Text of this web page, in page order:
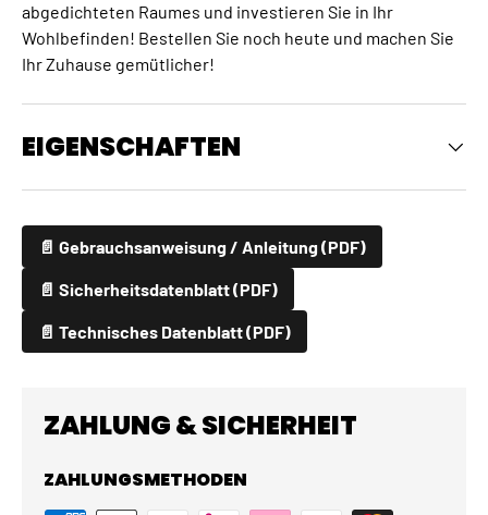
abgedichteten Raumes und investieren Sie in Ihr
Wohlbefinden! Bestellen Sie noch heute und machen Sie
Ihr Zuhause gemütlicher!
EIGENSCHAFTEN
📄 Gebrauchsanweisung / Anleitung (PDF)
📄 Sicherheitsdatenblatt (PDF)
📄 Technisches Datenblatt (PDF)
ZAHLUNG & SICHERHEIT
ZAHLUNGSMETHODEN